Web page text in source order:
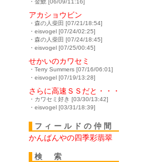
・金鯱 [06/09/11:16]
アカショウビン
・森の人柴田 [07/21/18:54]
・eisvogel [07/24/02:25]
・森の人柴田 [07/24/18:45]
・eisvogel [07/25/00:45]
せかいのカワセミ
・Terry Summers [07/16/06:01]
・eisvogel [07/19/13:28]
さらに高速ＳＳだと・・・
・カワセミ好き [03/30/13:42]
・eisvogel [03/31/18:39]
フィールドの仲間
かんばんやの四季彩翡翠
検 索